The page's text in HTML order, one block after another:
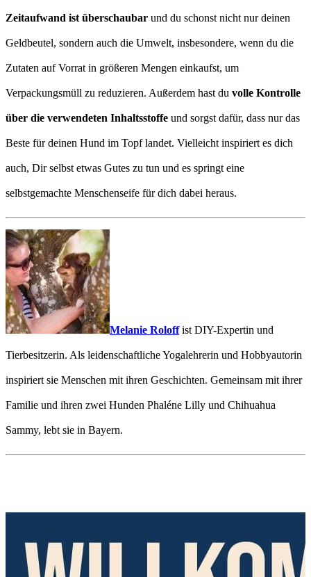
Zeitaufwand ist überschaubar und du schonst nicht nur deinen
Geldbeutel, sondern auch die Umwelt, insbesondere, wenn du die
Zutaten auf Vorrat in größeren Mengen einkaufst, um
Verpackungsmüll zu reduzieren. Außerdem hast du volle Kontrolle
über die verwendeten Inhaltsstoffe und sorgst dafür, dass nur das
Beste für deinen Hund im Topf landet. Vielleicht inspiriert es dich
auch, Dir selbst etwas Gutes zu tun und es springt eine
selbstgemachte Menschenseife für dich dabei heraus.
Melanie Roloffist DIY-Expertin und
Tierbesitzerin. Als leidenschaftliche Yogalehrerin und Hobbyautorin
inspiriert sie Menschen mit ihren Geschichten. Gemeinsam mit ihrer
Familie und ihren zwei Hunden Phaléne Lilly und Chihuahua
Sammy, lebt sie in Bayern.